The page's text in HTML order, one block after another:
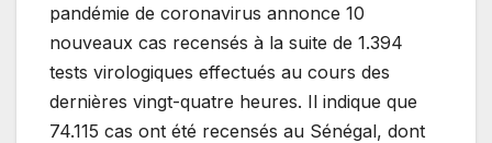
pandémie de coronavirus annonce 10
nouveaux cas recensés à la suite de 1.394
tests virologiques effectués au cours des
dernières vingt-quatre heures. Il indique que
74.115 cas ont été recensés au Sénégal, dont